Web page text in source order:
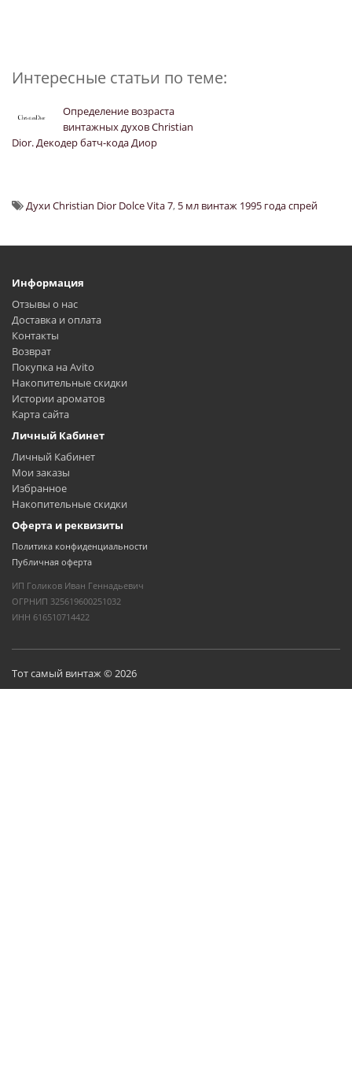
Интересные статьи по теме:
Определение возраста
винтажных духов Christian
Dior. Декодер батч-кода Диор
Духи Christian Dior Dolce Vita 7, 5 мл винтаж 1995 года спрей
Информация
Отзывы о нас
Доставка и оплата
Контакты
Возврат
Покупка на Avito
Накопительные скидки
Истории ароматов
Карта сайта
Личный Кабинет
Личный Кабинет
Мои заказы
Избранное
Накопительные скидки
Оферта и реквизиты
Политика конфиденциальности
Публичная оферта
ИП Голиков Иван Геннадьевич
ОГРНИП 325619600251032
ИНН 616510714422
Тот самый винтаж © 2026